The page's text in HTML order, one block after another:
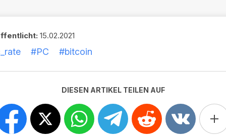
15.02.2021
#PC #bitcoin
DIESEN ARTIKEL TEILEN AUF